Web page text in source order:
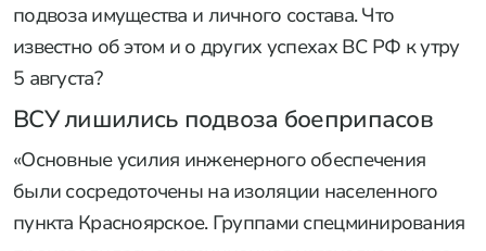
ВС РФ в зоне СВО
Фото: МО РФ
Украинские войска оказались изолированы
благодаря действиямроссийских групп
спецминирования, рассказал начальник